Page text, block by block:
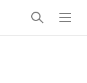
검
색
메
뉴